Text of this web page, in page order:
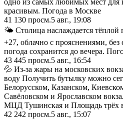
красивым. Погода в Москве
41 130 просм.5 авг., 19:08
🌤 Столица наслаждается тёплой
+27, облачно с прояснениями, без
погода сохранится до вечера.
43 445 просм.5 авг., 16:54
💦 Из-за жары на московских
воду Получить бутылку можно
Белорусском, Казанском,
Савёловском и Ярославском
МЦД Тушинская и Площадь трёх
42 242 просм.5 авг., 15:07